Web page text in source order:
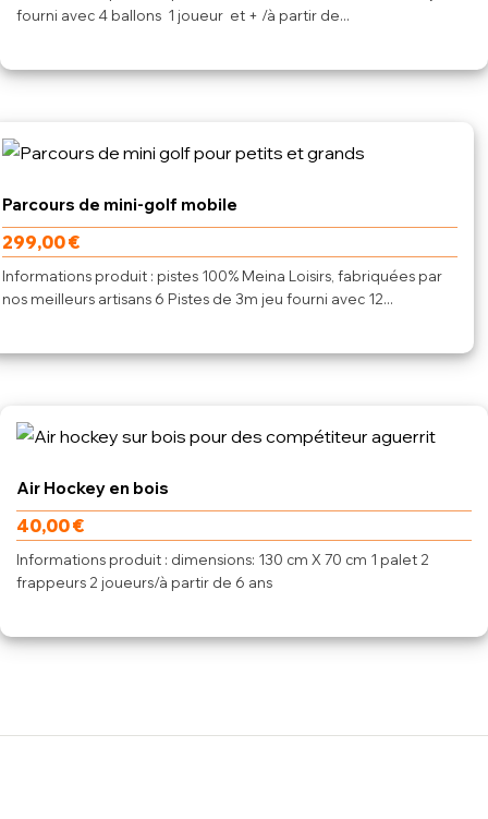
fourni avec 4 ballons 1 joueur et + /à partir de...
Parcours de mini-golf mobile
299,00€
Informations produit : pistes 100% Meina Loisirs, fabriquées par
nos meilleurs artisans 6 Pistes de 3m jeu fourni avec 12...
Air Hockey en bois
40,00€
Informations produit : dimensions: 130 cm X 70 cm 1 palet 2
frappeurs 2 joueurs/à partir de 6 ans